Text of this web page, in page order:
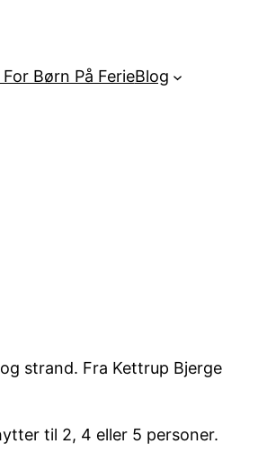
Børn På FerieBlog
strand. Fra Kettrup Bjerge
til 2, 4 eller 5 personer.